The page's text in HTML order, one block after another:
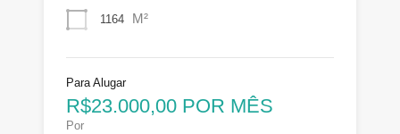
1164 M²
Para Alugar
R$23.000,00 POR MÊS
Por